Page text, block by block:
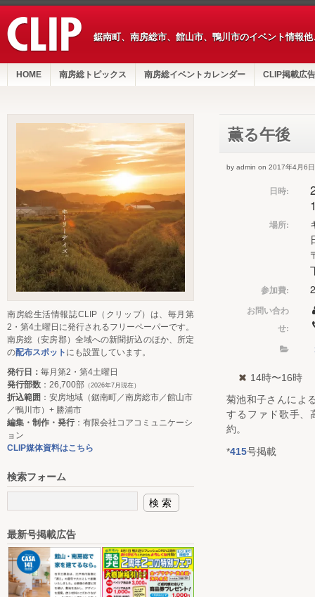
鋸南町、南房総市、館山市、鴨川市のイベント情報
HOME 南房総トピックス 南房総イベントカレンダー CLIP掲載広告
薫る午後
by admin on 2017年4月6日
日時:
場所:
参加費:
お問い合わ
せ:
14時〜16時
菊池和子さんによ
するファド歌手、
約。
*415号掲載
南房総生活情報誌CLIP（クリップ）は、毎月第
2・第4土曜日に発行されるフリーペーパーです。
南房総（安房郡）全域への新聞折込のほか、所定
の配布スポット にも設置しています。
発行日： 毎月第2・第4土曜日
発行部数 ：26,700部 （2026年7月現在）
折込範囲 ：安房地域（鋸南町／南房総市／館山市
／鴨川市）+ 勝浦市
編集・制作・発行：有限会社コアコミュニケーシ
ョン
CLIP媒体資料はこちら
検索フォーム
最新号掲載広告